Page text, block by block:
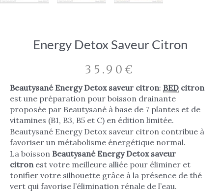
Energy Detox Saveur Citron
35.90 €
Beautysané Energy Detox saveur citron: BED citron
est une préparation pour boisson drainante
proposée par Beautysané à base de 7 plantes et de
vitamines (B1, B3, B5 et C) en édition limitée.
Beautysané Energy Detox saveur citron contribue à
favoriser un métabolisme énergétique normal.
La boisson Beautysané Energy Detox saveur
citronest votre meilleure alliée pour éliminer et
tonifier votre silhouette grâce à la présence de thé
vert qui favorise l’élimination rénale de l’eau.